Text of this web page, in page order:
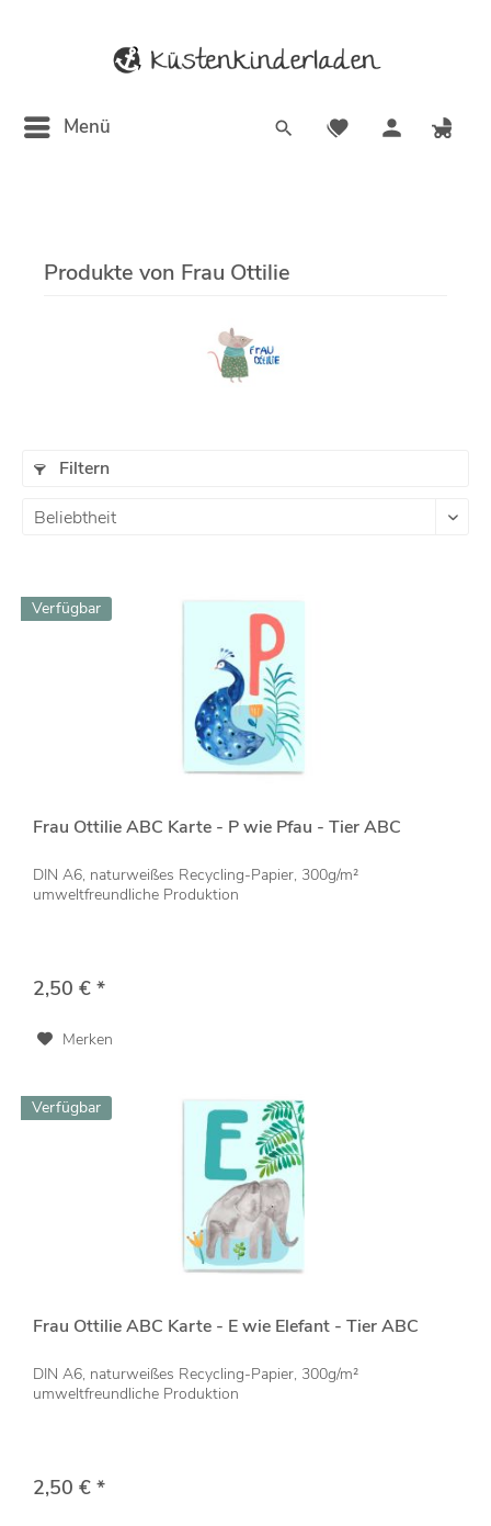
Menü
Produkte von Frau Ottilie
Filtern
Verfügbar
Frau Ottilie ABC Karte - P wie Pfau - Tier ABC
DIN A6, naturweißes Recycling-Papier, 300g/m²
umweltfreundliche Produktion
2,50 € *
Merken
Verfügbar
Frau Ottilie ABC Karte - E wie Elefant - Tier ABC
DIN A6, naturweißes Recycling-Papier, 300g/m²
umweltfreundliche Produktion
2,50 € *